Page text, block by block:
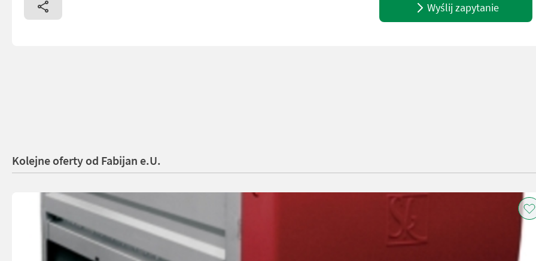
Wyślij zapytanie
Kolejne oferty od Fabijan e.U.